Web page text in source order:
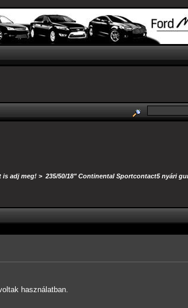
is adj meg! > 235/50/18" Continental Sportcontact5 nyári
használatban.